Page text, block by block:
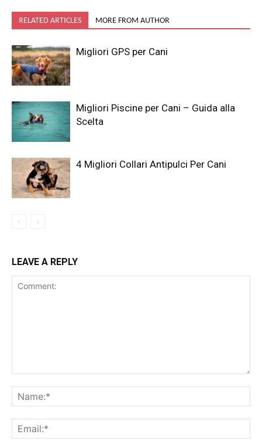
RELATED ARTICLES MORE FROM AUTHOR
Migliori GPS per Cani
Migliori Piscine per Cani – Guida alla
Scelta
4 Migliori Collari Antipulci Per Cani
LEAVE A REPLY